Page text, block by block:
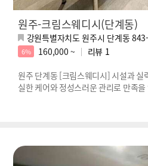
원주-크림스웨디시(단계동)
강원특별자치도 원주시 단계동
6% 160,000 ~ 리뷰 1
원주 단계동 [크림스웨디시] 시설과 실
실한 케어와 정성스러운 관리로 만족